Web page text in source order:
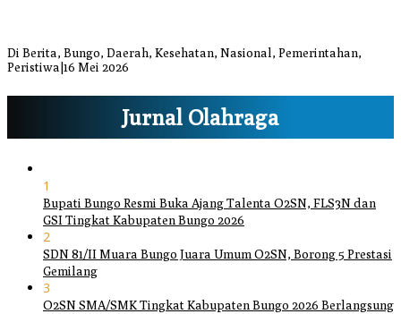
Di Berita, Bungo, Daerah, Kesehatan, Nasional, Pemerintahan,
Peristiwa 16 Mei 2026
Jurnal Olahraga
1
Bupati Bungo Resmi Buka Ajang Talenta O2SN, FLS3N dan
GSI Tingkat Kabupaten Bungo 2026
2
SDN 81/II Muara Bungo Juara Umum O2SN, Borong 5 Prestasi
Gemilang
3
O2SN SMA/SMK Tingkat Kabupaten Bungo 2026 Berlangsung